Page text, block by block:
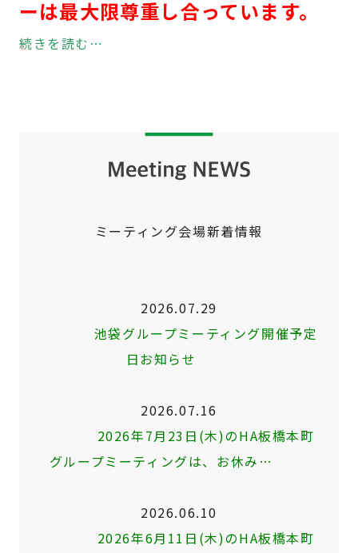
ーは最大限尊重し合っています。
続きを読む…
ミーティング会場新着情報
2026.07.29
池袋グループミーティング開催予定
日お知らせ
2026.07.16
2026年7月23日(木)のHA板橋本町
グループミーティングは、お休み…
2026.06.10
2026年6月11日(木)のHA板橋本町